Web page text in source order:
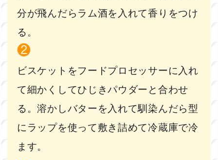
分が飛んだらラム酒を入れて香りをつけ
る。
ビスケットをフードプロセッサーに入れ
て細かくしてひじきパウダーと合わせ
る。溶かしバターを入れて馴染んだら型
にラップを使って敷き詰めて冷蔵庫で冷
ます。